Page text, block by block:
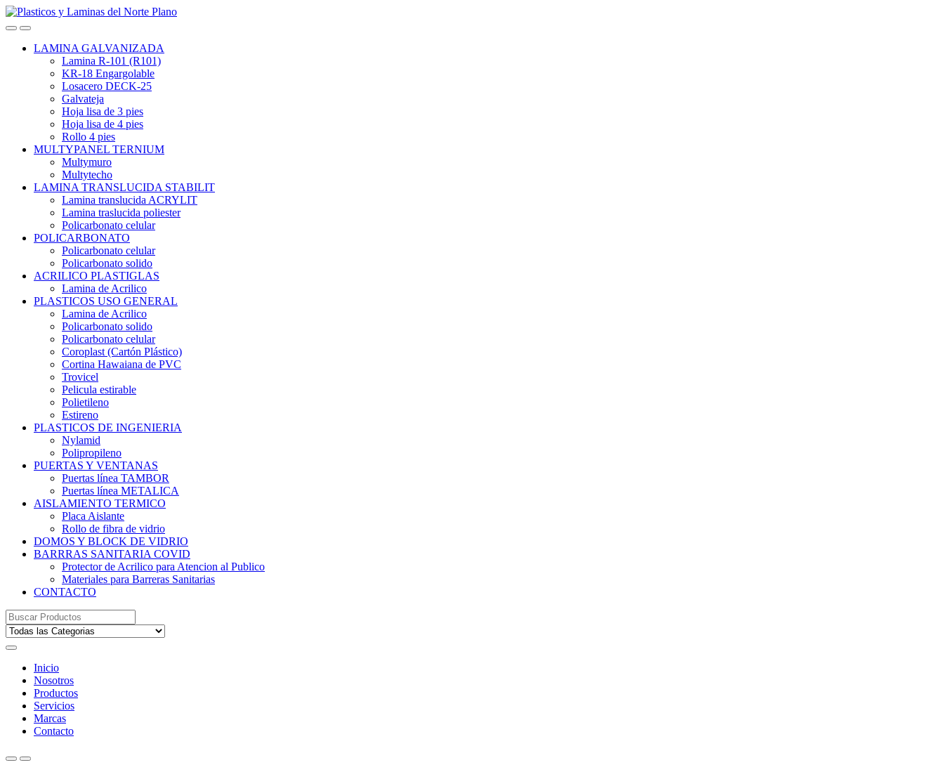
Skip
to
Skip
to
OpenClose
LAMINA GALVANIZADA
Lamina R-101 (R101)
KR-18 Engargolable
Losacero DECK-25
Galvateja
Hoja lisa de 3 pies
Hoja lisa de 4 pies
Rollo 4 pies
MULTYPANEL TERNIUM
Multymuro
Multytecho
LAMINA TRANSLUCIDA STABILIT
Lamina translucida ACRYLIT
Lamina traslucida poliester
Policarbonato celular
POLICARBONATO
Policarbonato celular
Policarbonato solido
ACRILICO PLASTIGLAS
Lamina de Acrilico
PLASTICOS USO GENERAL
Lamina de Acrilico
Policarbonato solido
Policarbonato celular
Coroplast (Cartón Plástico)
Cortina Hawaiana de PVC
Trovicel
Pelicula estirable
Polietileno
Estireno
PLASTICOS DE INGENIERIA
Nylamid
Polipropileno
PUERTAS Y VENTANAS
Puertas línea TAMBOR
Puertas línea METALICA
AISLAMIENTO TERMICO
Placa Aislante
Rollo de fibra de vidrio
DOMOS Y BLOCK DE VIDRIO
BARRRAS SANITARIA COVID
Protector de Acrilico para Atencion al Publico
Materiales para Barreras Sanitarias
CONTACTO
Search
for:
Inicio
Nosotros
Productos
Servicios
Marcas
Contacto
OpenClose